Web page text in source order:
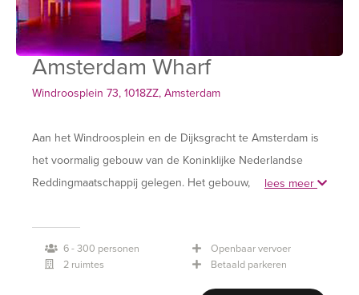
Amsterdam Wharf
Windroosplein 73, 1018ZZ, Amsterdam
Aan het Windroosplein en de Dijksgracht te Amsterdam is
het voormalig gebouw van de Koninklijke Nederlandse
Reddingmaatschappij gelegen. Het gebouw, in nautische
uitstek "de aanlegplaats" voor activiteiten zoals; diners,
recepties, vergaderingen, presentaties en/of feestelijke
bijeenkomsten tot 300 personen.
lees meer
6 - 300 personen
2 ruimtes
Openbaar vervoer
Betaald parkeren